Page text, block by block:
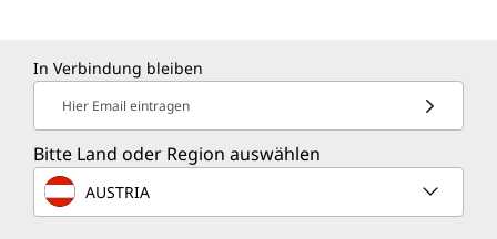
In Verbindung bleiben
Hier Email eintragen
Bitte Land oder Region auswählen
AUSTRIA